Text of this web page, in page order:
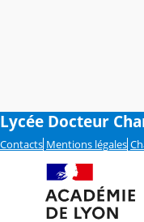
Lycée Docteur
Contacts Mentions légales